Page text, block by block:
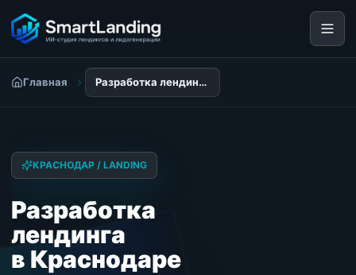
Главная Разработка лендинга в Краснодаре
КРАСНОДАР / LANDING
Разработка
лендинга
в Краснодаре